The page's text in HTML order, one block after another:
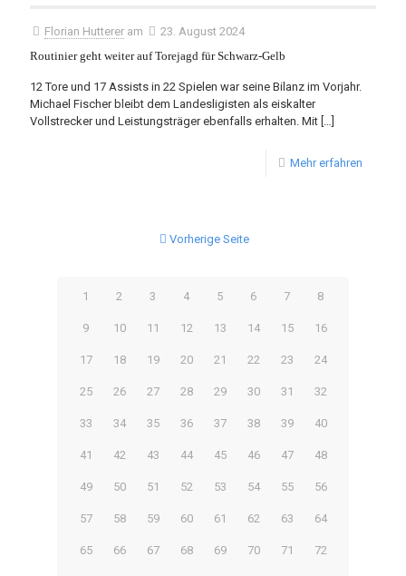
Florian Hutterer am
23. August 2024
Routinier geht weiter auf Torejagd für Schwarz-Gelb
12 Tore und 17 Assists in 22 Spielen war seine Bilanz im Vorjahr.
Michael Fischer bleibt dem Landesligisten als eiskalter
Vollstrecker und Leistungsträger ebenfalls erhalten. Mit […]
Mehr erfahren
Vorherige Seite
1 2 3 4 5 6 7 8
9 10 11 12 13 14 15 16
17 18 19 20 21 22 23 24
25 26 27 28 29 30 31 32
33 34 35 36 37 38 39 40
41 42 43 44 45 46 47 48
49 50 51 52 53 54 55 56
57 58 59 60 61 62 63 64
65 66 67 68 69 70 71 72